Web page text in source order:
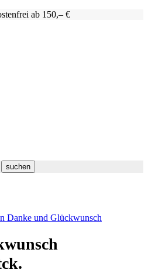
ab 150,– €
suchen
Danke und Glückwunsch